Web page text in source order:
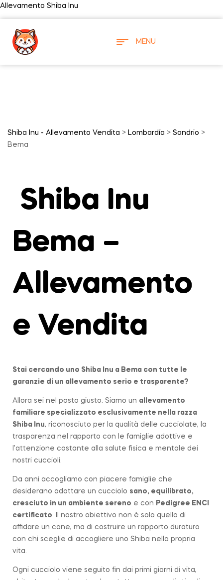
Allevamento Shiba Inu
MENU
Shiba Inu - Allevamento Vendita > Lombardía > Sondrio >
Bema
Shiba Inu
Bema –
Allevamento
e Vendita
Stai cercando uno Shiba Inu a Bema con tutte le
garanzie di un allevamento serio e trasparente?
Allora sei nel posto giusto. Siamo un allevamento
familiare specializzato esclusivamente nella razza
Shiba Inu, riconosciuto per la qualità delle cucciolate, la
trasparenza nel rapporto con le famiglie adottive e
l’attenzione costante alla salute fisica e mentale dei
nostri cuccioli.
Da anni accogliamo con piacere famiglie che
desiderano adottare un cucciolo sano, equilibrato,
cresciuto in un ambiente sereno e con Pedigree ENCI
certificato. Il nostro obiettivo non è solo quello di
affidare un cane, ma di costruire un rapporto duraturo
con chi sceglie di accogliere uno Shiba nella propria
vita.
Ogni cucciolo viene seguito fin dai primi giorni di vita,